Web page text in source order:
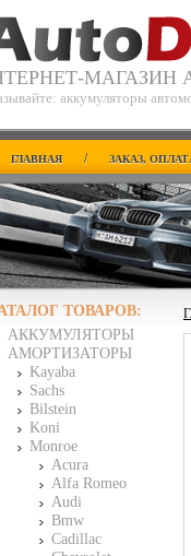
МАГАЗИН
аккумуляторы
ГЛАВНАЯ / ЗАКАЗ,
ТОВАРОВ:
АККУМУЛЯТОРЫ
АМОРТИЗАТОРЫ
Kayaba
Sachs
Bilstein
Koni
Monroe
Acura
Alfa Romeo
Audi
Bmw
Cadillac